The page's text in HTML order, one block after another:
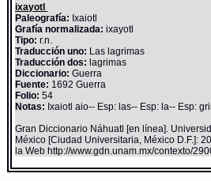
ixayotl
Paleografía: Ixaiotl
Grafía normalizada: ixayotl
Tipo: r.n.
Traducción uno: Las lagrimas
Traducción dos: lagrimas
Diccionario:Guerra
Fuente: 1692 Guerra
Folio: 54
Notas: Ixaiotl aio-- Esp: las-- Esp: la-- Esp:
Gran Diccionario Náhuatl [en línea].
México [Ciudad Universitaria, México D.F.]:
la Web http://www.gdn.unam.mx/contexto/